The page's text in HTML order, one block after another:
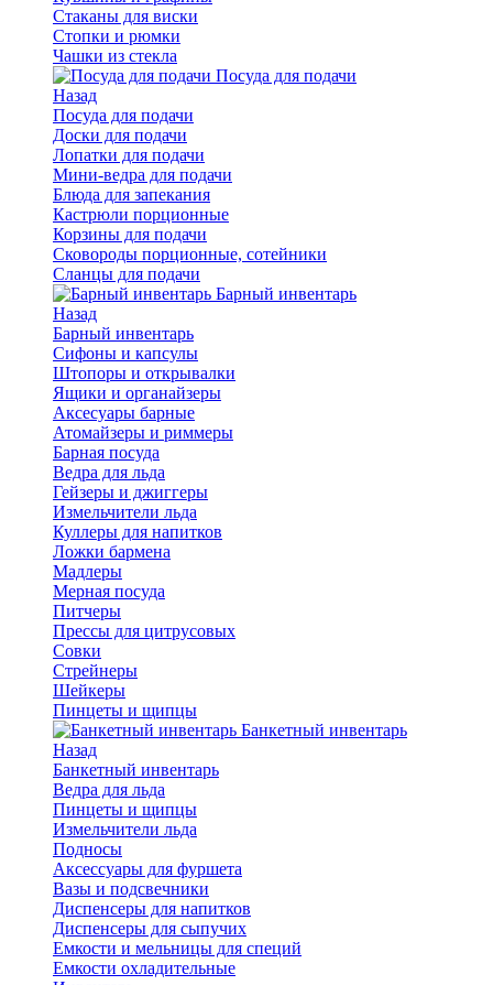
Стаканы для виски
Стопки и рюмки
Чашки из стекла
Посуда для подачи
Назад
Посуда для подачи
Доски для подачи
Лопатки для подачи
Мини-ведра для подачи
Блюда для запекания
Кастрюли порционные
Корзины для подачи
Сковороды порционные, сотейники
Сланцы для подачи
Барный инвентарь
Назад
Барный инвентарь
Сифоны и капсулы
Штопоры и открывалки
Ящики и органайзеры
Аксесуары барные
Атомайзеры и риммеры
Барная посуда
Ведра для льда
Гейзеры и джиггеры
Измельчители льда
Куллеры для напитков
Ложки бармена
Мадлеры
Мерная посуда
Питчеры
Прессы для цитрусовых
Совки
Стрейнеры
Шейкеры
Пинцеты и щипцы
Банкетный инвентарь
Назад
Банкетный инвентарь
Ведра для льда
Пинцеты и щипцы
Измельчители льда
Подносы
Аксессуары для фуршета
Вазы и подсвечники
Диспенсеры для напитков
Диспенсеры для сыпучих
Емкости и мельницы для специй
Емкости охладительные